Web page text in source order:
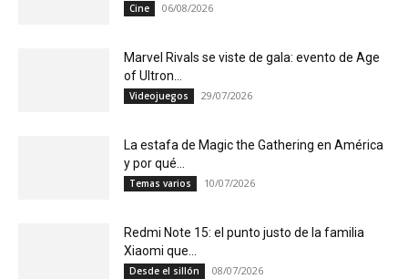
Cine 06/08/2026
Marvel Rivals se viste de gala: evento de Age
of Ultron...
Videojuegos 29/07/2026
La estafa de Magic the Gathering en América
y por qué...
Temas varios 10/07/2026
Redmi Note 15: el punto justo de la familia
Xiaomi que...
Desde el sillón 08/07/2026